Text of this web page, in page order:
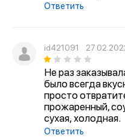
Ответить
id421091
Не раз
было всегда
просто
прожаренный,
сухая, холодная.
Ответить